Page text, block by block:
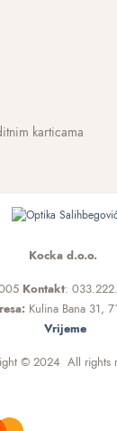
karticama
Kocka d.o.o.
Kontakt:
Kulina Bana 31,
Vrijeme
© 2024 All rights